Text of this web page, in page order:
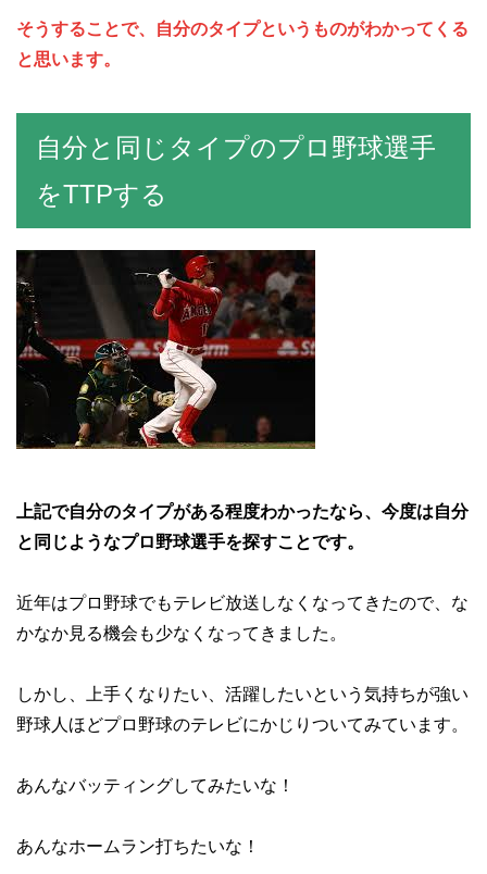
そうすることで、自分のタイプというものがわかってくる
と思います。
自分と同じタイプのプロ野球選手
をTTPする
上記で自分のタイプがある程度わかったなら、今度は自分
と同じようなプロ野球選手を探すことです。
近年はプロ野球でもテレビ放送しなくなってきたので、な
かなか見る機会も少なくなってきました。
しかし、上手くなりたい、活躍したいという気持ちが強い
野球人ほどプロ野球のテレビにかじりついてみています。
あんなバッティングしてみたいな！
あんなホームラン打ちたいな！